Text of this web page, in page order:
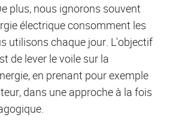
plus, nous ignorons souvent
électrique consomment les
utilisons chaque jour. L'objectif
de lever le voile sur la
en prenant pour exemple
dans une approche à la fois